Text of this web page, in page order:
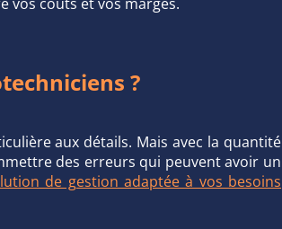
?
aux détails. Mais avec la quantité
des erreurs qui peuvent avoir un
de gestion adaptée à vos besoins